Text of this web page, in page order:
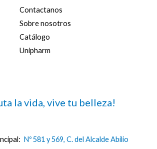
Contactanos
Sobre nosotros
Catálogo
Unipharm
la vida, vive tu belleza!
Nº 581 y 569, C. del Alcalde Abilio